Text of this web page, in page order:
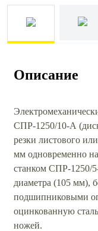
Описание
СПР-1250/10-А
резки листового
мм одновременно
станком СПР-1250/
диаметра (105 мм),
подшипниковыми
оцинкованную
ножей.